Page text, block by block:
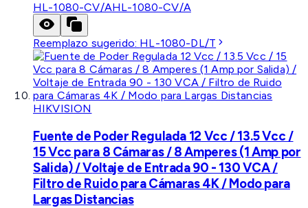
HL-1080-CV/AHL-1080-CV/A
Reemplazo sugerido: HL-1080-DL/T
HIKVISION
Fuente de Poder Regulada 12 Vcc / 13.5 Vcc /
15 Vcc para 8 Cámaras / 8 Amperes (1 Amp por
Salida) / Voltaje de Entrada 90 - 130 VCA /
Filtro de Ruido para Cámaras 4K / Modo para
Largas Distancias